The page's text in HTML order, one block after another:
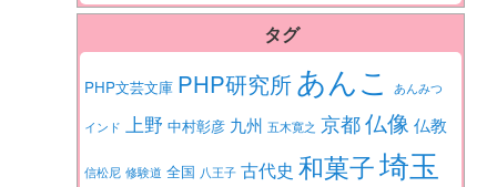
タグ
PHP文芸文庫 PHP研究所あんこ あんみつ
インド 上野 中村彰彦 九州 五木寛之 京都仏像 仏教
信松尼 修験道 全国 八王子 古代史 和菓子埼玉